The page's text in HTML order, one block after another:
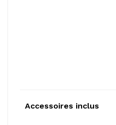
Accessoires inclus